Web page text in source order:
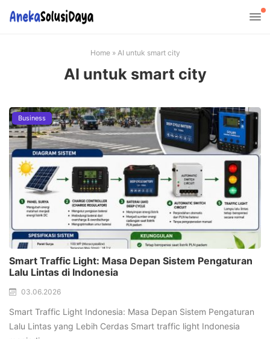
Home» AI untuk smart city
AI untuk smart city
Business
Smart Traffic Light: Masa Depan Sistem Pengaturan
Lalu Lintas di Indonesia
03.06.2026
Smart Traffic Light Indonesia: Masa Depan Sistem Pengaturan
Lalu Lintas yang Lebih Cerdas Smart traffic light Indonesia